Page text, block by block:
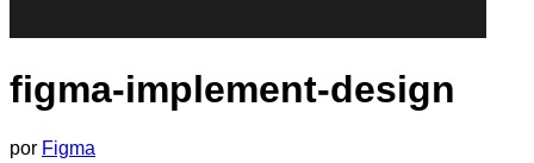
figma-implement-design
por Figma